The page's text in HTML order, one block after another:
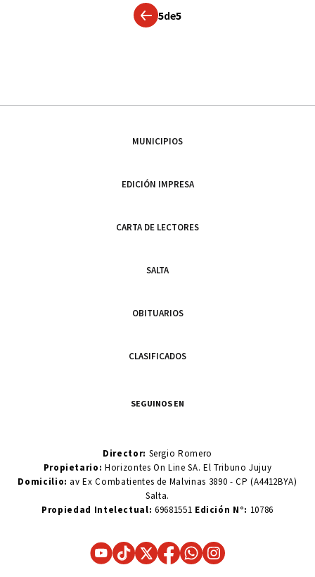
5de5
MUNICIPIOS
EDICIÓN IMPRESA
CARTA DE LECTORES
SALTA
OBITUARIOS
CLASIFICADOS
SEGUINOS EN
Director: Sergio Romero
Propietario:Horizontes On Line SA. El Tribuno Jujuy
Domicilio: av Ex Combatientes de Malvinas 3890 - CP (A4412BYA)
Salta.
Propiedad Intelectual: 69681551 Edición N°: 10786